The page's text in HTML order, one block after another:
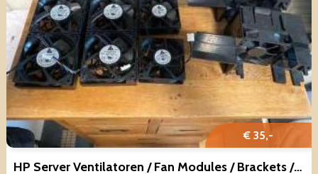
€ 35,-
HP Server Ventilatoren / Fan Modules / Brackets / Delta Electroni